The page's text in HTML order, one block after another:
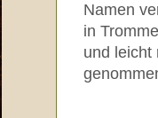
Namen
in
und leicht